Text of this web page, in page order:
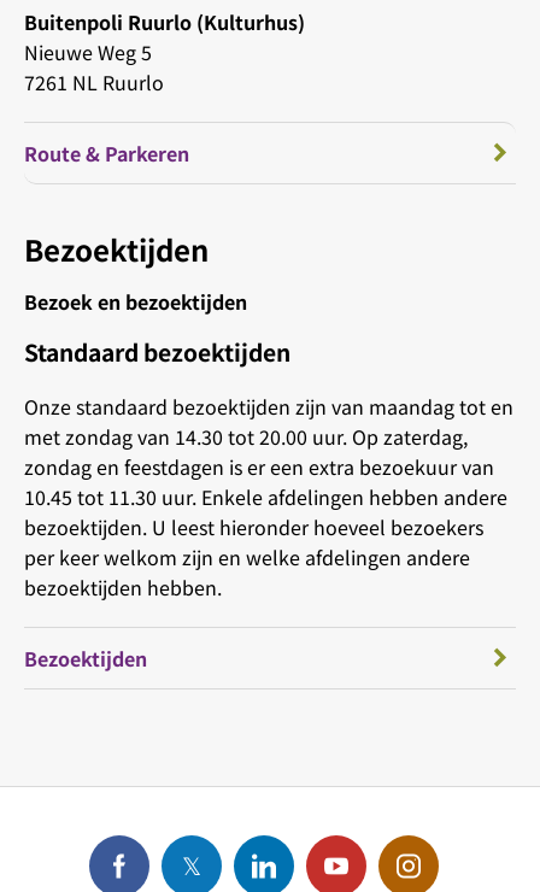
Buitenpoli Ruurlo (Kulturhus)
Nieuwe Weg 5
7261 NL Ruurlo
Route & Parkeren
Bezoektijden
Bezoek en bezoektijden
Standaard bezoektijden
Onze standaard bezoektijden zijn van maandag tot en
met zondag van 14.30 tot 20.00 uur. Op zaterdag,
zondag en feestdagen is er een extra bezoekuur van
10.45 tot 11.30 uur. Enkele afdelingen hebben andere
bezoektijden. U leest hieronder hoeveel bezoekers
per keer welkom zijn en welke afdelingen andere
bezoektijden hebben.
Bezoektijden